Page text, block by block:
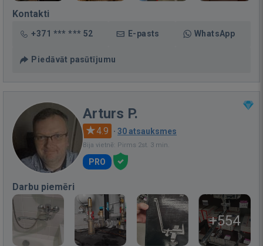
Kontakti
+371 *** *** 52 E-pasts WhatsApp
Piedāvāt pasūtījumu
Arturs P.
4.9 · 30 atsauksmes
Bija vietnē: Pirms 2st. 3 min.
PRO
Darbu piemēri
+554